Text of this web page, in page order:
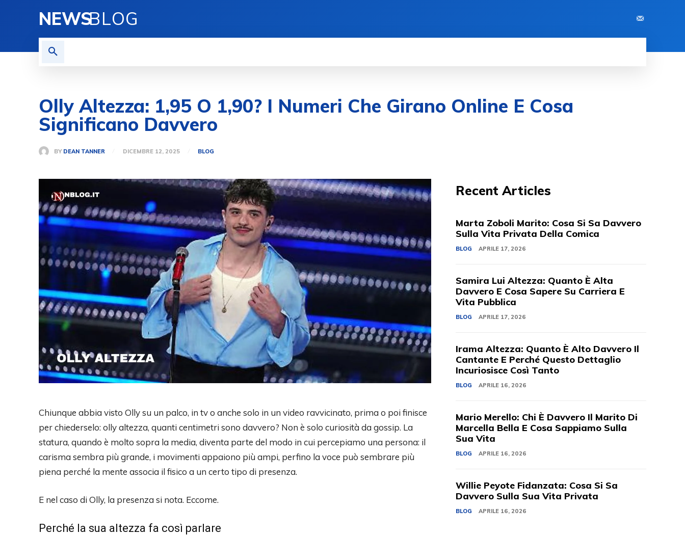
NEWSBLOG
Olly Altezza: 1,95 O 1,90? I Numeri Che Girano Online E Cosa
Significano Davvero
BY DEAN TANNER DICEMBRE 12, 2025 BLOG
Chiunque abbia visto Olly su un palco, in tv o anche solo in un video ravvicinato, prima o poi finisce
per chiederselo: olly altezza, quanti centimetri sono davvero? Non è solo curiosità da gossip. La
statura, quando è molto sopra la media, diventa parte del modo in cui percepiamo una persona: il
carisma sembra più grande, i movimenti appaiono più ampi, perfino la voce può sembrare più
piena perché la mente associa il fisico a un certo tipo di presenza.
E nel caso di Olly, la presenza si nota. Eccome.
Perché la sua altezza fa così parlare
Recent Articles
Marta Zoboli Marito: Cosa Si Sa Davvero
Sulla Vita Privata Della Comica
BLOG APRILE 17, 2026
Samira Lui Altezza: Quanto È Alta
Davvero E Cosa Sapere Su Carriera E
Vita Pubblica
BLOG APRILE 17, 2026
Irama Altezza: Quanto È Alto Davvero Il
Cantante E Perché Questo Dettaglio
Incuriosisce Così Tanto
BLOG APRILE 16, 2026
Mario Merello: Chi È Davvero Il Marito Di
Marcella Bella E Cosa Sappiamo Sulla
Sua Vita
BLOG APRILE 16, 2026
Willie Peyote Fidanzata: Cosa Si Sa
Davvero Sulla Sua Vita Privata
BLOG APRILE 16, 2026